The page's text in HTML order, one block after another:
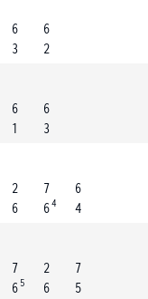
6
3
6
2
6
1
6
3
2
6
7
64
6
4
7
6 5
2
6
7
5